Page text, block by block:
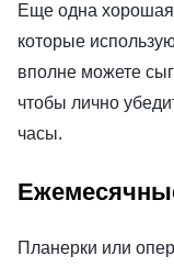
Еще одна
которые
вполне можете
чтобы лично
часы.
Планерки или